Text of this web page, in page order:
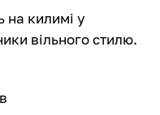
на килимі у
вільного стилю.